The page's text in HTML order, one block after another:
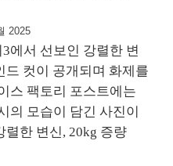
2025
에서 선보인 강렬한 변
드 컷이 공개되며 화제를
스 팩토리 포스트에는
의 모습이 담긴 사진이
렬한 변신, 20kg 증량